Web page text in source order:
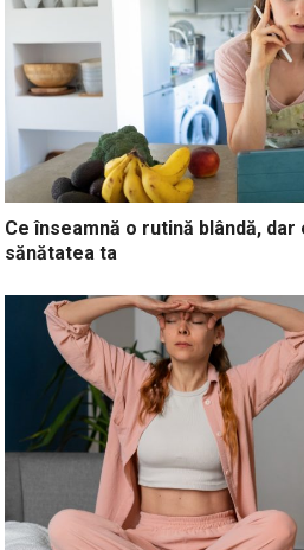
Ce înseamnă o rutină blândă,
sănătatea ta